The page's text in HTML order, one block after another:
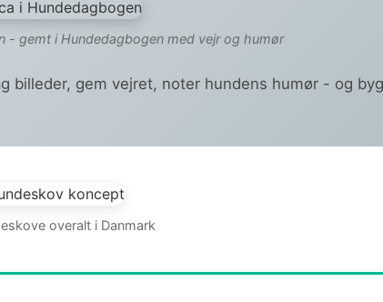
- gemt i Hundedagbogen med vejr og humør
billeder, gem vejret, noter hundens humør - og
overalt i Danmark